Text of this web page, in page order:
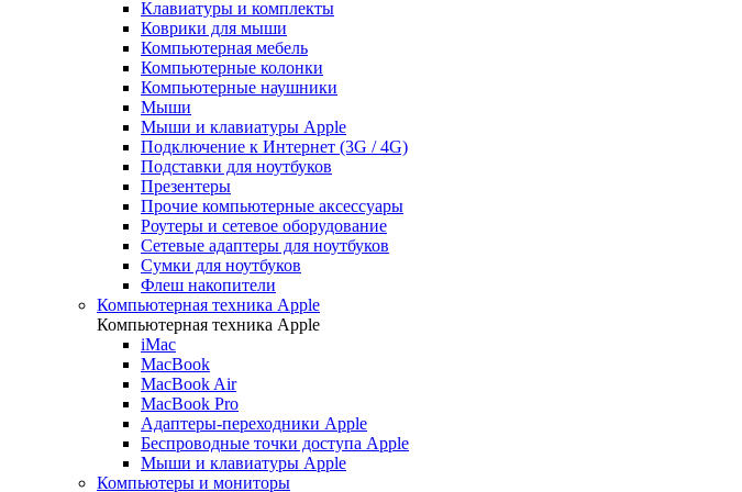
Клавиатуры и комплекты
Коврики для мыши
Компьютерная мебель
Компьютерные колонки
Компьютерные наушники
Мыши
Мыши и клавиатуры Apple
Подключение к Интернет (3G / 4G)
Подставки для ноутбуков
Презентеры
Прочие компьютерные аксессуары
Роутеры и сетевое оборудование
Сетевые адаптеры для ноутбуков
Сумки для ноутбуков
Флеш накопители
Компьютерная техника Apple
Компьютерная техника Apple
iMac
MacBook
MacBook Air
MacBook Pro
Адаптеры-переходники Apple
Беспроводные точки доступа Apple
Мыши и клавиатуры Apple
Компьютеры и мониторы